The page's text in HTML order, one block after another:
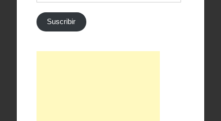
de
correo
electrónico
Suscribir